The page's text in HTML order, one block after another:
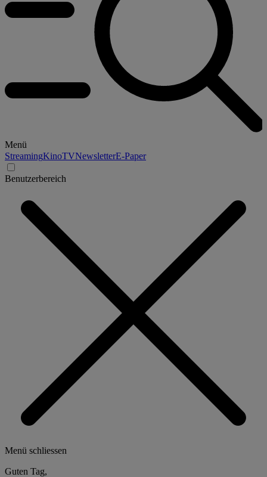
Menü
StreamingKinoTVNewsletterE-Paper
Benutzerbereich
Menü schliessen
Guten Tag,